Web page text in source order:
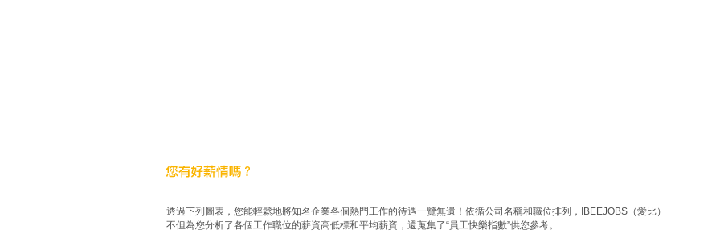
透過下列圖表，您能輕鬆地將知名企業各個熱門工作的待遇一覽無遺！依循公司名稱和職位排列，IBEEJOBS（愛比）
不但為您分析了各個工作職位的薪資高低標和平均薪資，還蒐集了“員工快樂指數”供您參考。